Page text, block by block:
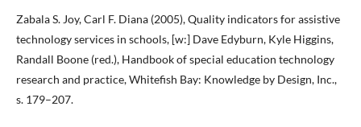
Zabala S. Joy, Carl F. Diana (2005), Quality indicators for assistive
technology services in schools, [w:] Dave Edyburn, Kyle Higgins,
Randall Boone (red.), Handbook of special education technology
research and practice, Whitefish Bay: Knowledge by Design, Inc.,
s. 179–207.